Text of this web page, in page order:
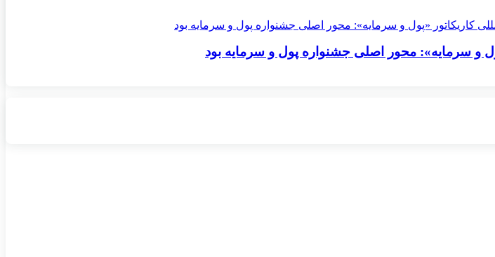
و سرمایه»: محور اصلی جشنواره پول و سرمایه بود